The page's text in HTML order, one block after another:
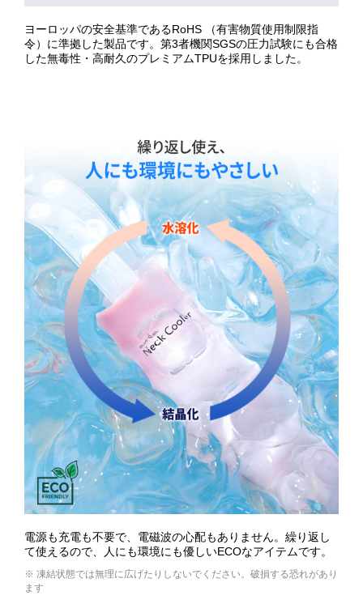
ヨーロッパの安全基準であるRoHS （有害物質使用制限指
令）に準拠した製品です。第3者機関SGSの圧力試験にも合格
した無毒性・高耐久のプレミアムTPUを採用しました。
電源も充電も不要で、電磁波の心配もありません。繰り返し
て使えるので、人にも環境にも優しいECOなアイテムです。
※ 凍結状態では無理に広げたりしないでください。破損する恐れがあり
ます